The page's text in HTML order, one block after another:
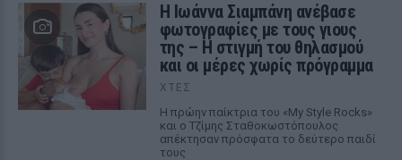
H Ιωάννα Σιαμπάνη ανέβασε
φωτογραφίες με τους γιους
της – Η στιγμή του θηλασμού
και οι μέρες χωρίς πρόγραμμα
ΧΤΕΣ
Η πρώην παίκτρια του «My Style Rocks»
και ο Τζίμης Σταθοκωστόπουλος
απέκτησαν πρόσφατα το δεύτερο παιδί
τους